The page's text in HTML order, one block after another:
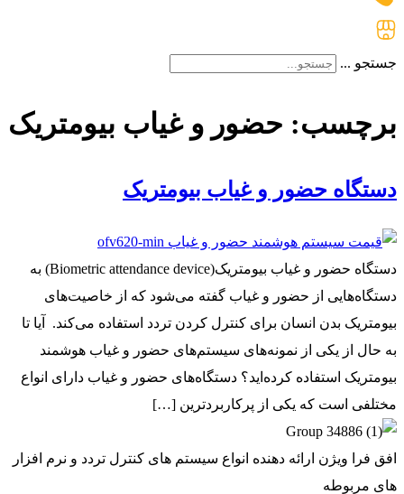
جستجو ...
برچسب: حضور و غیاب بیومتریک
دستگاه حضور و غیاب بیومتریک
دستگاه حضور و غیاب بیومتریک(Biometric attendance device) به
دستگاه‌هایی از حضور و غیاب گفته می‌شود که از خاصیت‌های
بیومتریک بدن انسان برای کنترل کردن تردد استفاده می‌کند. آیا تا
به حال از یکی از نمونه‌های سیستم‌های حضور و غیاب هوشمند
بیومتریک استفاده کرده‌اید؟ دستگاه‌های حضور و غیاب دارای انواع
مختلفی است که یکی از پرکاربردترین‌ […]
افق فرا ویژن ارائه دهنده انواع سیستم های کنترل تردد و نرم افزار
های مربوطه